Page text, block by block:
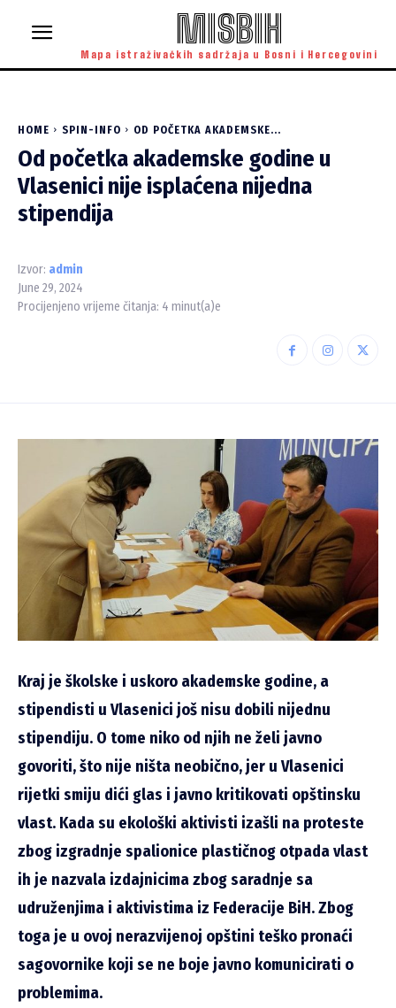
MISBIH
Mapa istraživačkih sadržaja u Bosni i Hercegovini
HOME SPIN-INFO OD POČETKA AKADEMSKE...
Od početka akademske godine u
Vlasenici nije isplaćena nijedna
stipendija
Izvor: admin
June 29, 2024
Procijenjeno vrijeme čitanja: 4 minut(a)e
Kraj je školske i uskoro akademske godine, a
stipendisti u Vlasenici još nisu dobili nijednu
stipendiju. O tome niko od njih ne želi javno
govoriti, što nije ništa neobično, jer u Vlasenici
rijetki smiju dići glas i javno kritikovati opštinsku
vlast. Kada su ekološki aktivisti izašli na proteste
zbog izgradnje spalionice plastičnog otpada vlast
ih je nazvala izdajnicima zbog saradnje sa
udruženjima i aktivistima iz Federacije BiH. Zbog
toga je u ovoj nerazvijenoj opštini teško pronaći
sagovornike koji se ne boje javno komunicirati o
problemima.